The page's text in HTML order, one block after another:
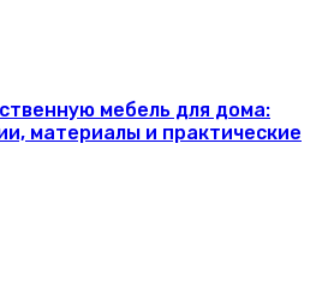
мебель для дома:
материалы и практические